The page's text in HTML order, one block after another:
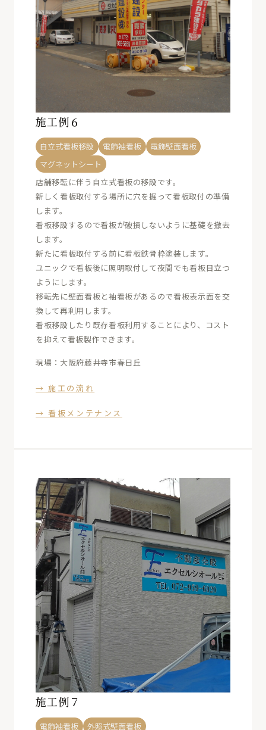
施工例６
自立式看板移設 電飾袖看板
電飾壁面看板
マグネットシート
店舗移転に伴う自立式看板の移設です。
新しく看板取付する場所に穴を掘って看板取付の準備
します。
看板移設するので看板が破損しないように基礎を撤去
します。
新たに看板取付する前に看板鉄骨枠塗装します。
ユニックで看板後に照明取付して夜間でも看板目立つ
ようにします。
移転先に壁面看板と袖看板があるので看板表示面を交
換して再利用します。
看板移設したり既存看板利用することにより、コスト
を抑えて看板製作できます。
現場：大阪府藤井寺市春日丘
→ 施工の流れ
→ 看板メンテナンス
施工例７
電飾袖看板
外照式壁面看板